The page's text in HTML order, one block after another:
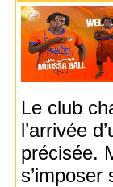
Le club
l’arrivée
précisée.